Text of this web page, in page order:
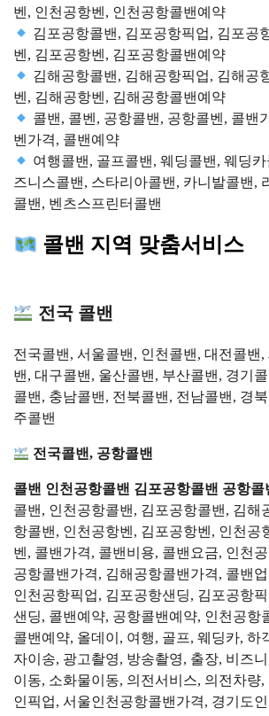
벤, 인천공항벤, 인천공항콜밴예약
김포공항콜밴, 김포공항픽업, 김포공
벤, 김포공항벤, 김포공항콜밴예약
김해공항콜밴, 김해공항픽업, 김해공
벤, 김해공항벤, 김해공항콜밴예약
콜밴, 콜벤, 공항콜밴, 공항콜벤, 콜밴
벤가격, 콜밴예약
여행콜밴, 골프콜밴, 웨딩콜밴, 웨딩카
즈니스콜밴, 스타리아콜밴, 카니발콜밴,
콜밴, 벤츠스프린터콜밴
콜밴 지역 맞춤서비스
전국 콜밴
전국콜밴, 서울콜밴, 인천콜밴, 대전콜밴
밴, 대구콜밴, 울산콜밴, 부산콜밴, 경기
콜밴, 충남콜밴, 전북콜밴, 전남콜밴, 경
주콜밴
전국콜밴, 공항콜밴
콜밴 인천공항콜밴 김포공항콜밴 공항콜
콜밴, 인천공항콜밴, 김포공항콜밴, 김해
항콜밴, 인천공항벤, 김포공항벤, 인천공
벤, 콜밴가격, 콜밴비용, 콜밴요금, 인천
공항콜밴가격, 김해공항콜밴가격, 콜밴
인천공항픽업, 김포공항샌딩, 김포공항
샌딩, 콜밴예약, 공항콜밴예약, 인천공항
콜밴예약, 올데이, 여행, 골프, 웨딩카, 하
자이송, 광고촬영, 방송촬영, 출장, 비즈
이동, 소화물이동, 의전서비스, 의전차량
인픽업, 서울인천공항콜밴가격, 경기도